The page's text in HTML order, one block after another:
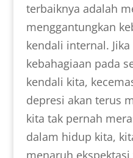
terbaiknya adalah
menggantungkan
kendali internal.
kebahagiaan pada
kendali kita,
depresi akan terus
kita tak pernah
dalam hidup kita,
menaruh